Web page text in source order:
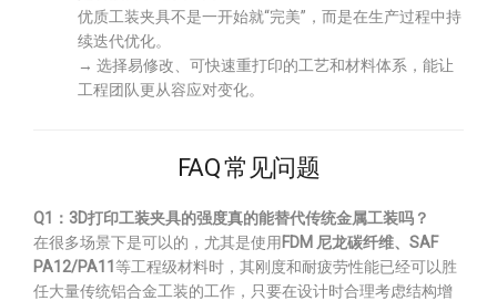
优质工装夹具不是一开始就“完美”，而是在生产过程中持
续迭代优化。
→ 选择易修改、可快速重打印的工艺和材料体系，能让
工程团队更从容应对变化。
FAQ 常见问题
Q1：3D打印工装夹具的强度真的能替代传统金属工装吗？
在很多场景下是可以的，尤其是使用 FDM 尼龙碳纤维、SAF
PA12/PA11 等工程级材料时，其刚度和耐疲劳性能已经可以胜
任大量传统铝合金工装的工作，只要在设计时合理考虑结构增